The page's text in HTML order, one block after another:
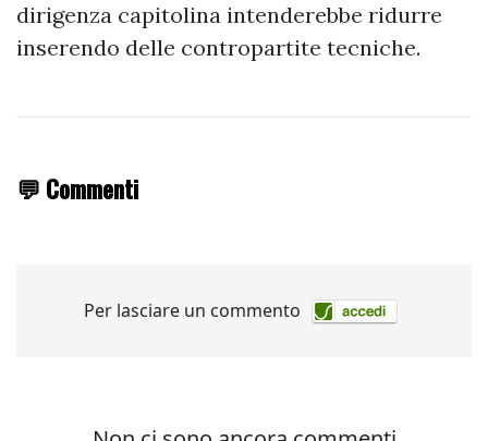
dirigenza capitolina intenderebbe ridurre
inserendo delle contropartite tecniche.
💬 Commenti